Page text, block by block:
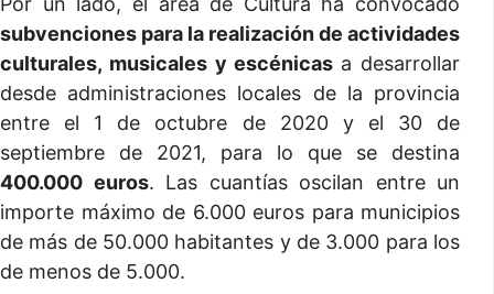
subvenciones para la realización de actividades
culturales, musicales y escénicas a desarrollar
desde administraciones locales de la provincia
entre el 1 de octubre de 2020 y el 30 de
septiembre de 2021, para lo que se destina
400.000 euros. Las cuantías oscilan entre un
importe máximo de 6.000 euros para municipios
de más de 50.000 habitantes y de 3.000 para los
de menos de 5.000.